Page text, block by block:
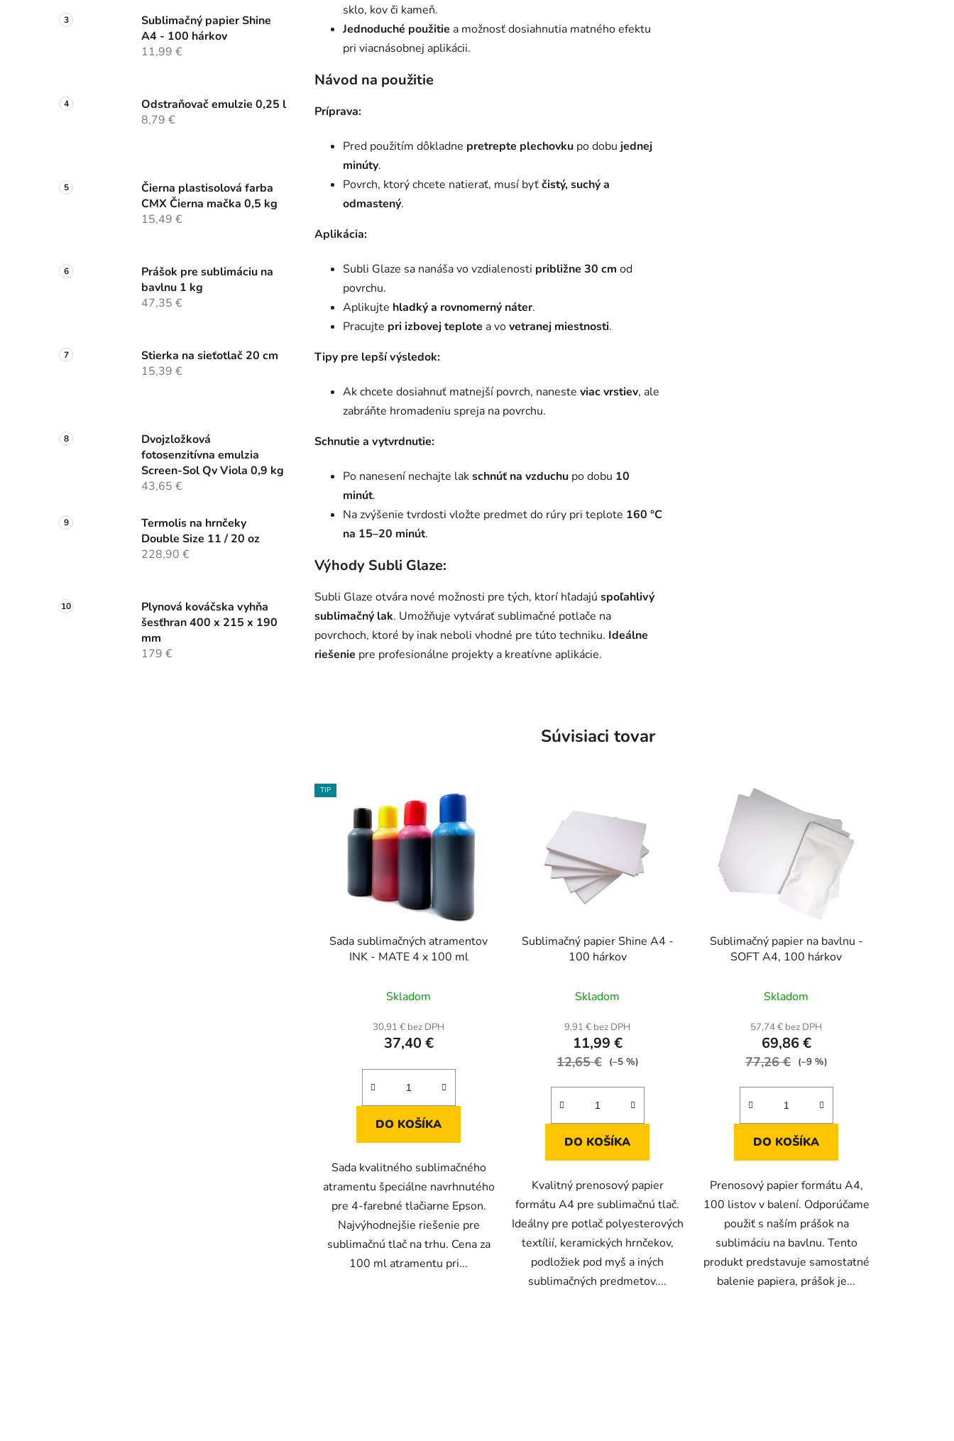
Sublimačný papier Shine
A4 - 100 hárkov
11,99 €
Odstraňovač emulzie 0,25 l
8,79 €
Čierna plastisolová farba
CMX Čierna mačka 0,5 kg
15,49 €
Prášok pre sublimáciu na
bavlnu 1 kg
47,35 €
Stierka na sieťotlač 20 cm
15,39 €
Dvojzložková
fotosenzitívna emulzia
Screen-Sol Qv Viola 0,9 kg
43,65 €
Termolis na hrnčeky
Double Size 11 / 20 oz
228,90 €
Plynová kováčska vyhňa
šesťhran 400 x 215 x 190
mm
179 €
sklo, kov či kameň.
Jednoduché použitie a možnosť dosiahnutia matného efektu
pri viacnásobnej aplikácii.
Návod na použitie
Príprava:
Pred použitím dôkladne pretrepte plechovku po dobu jednej
minúty.
Povrch, ktorý chcete natierať, musí byťčistý, suchý a
odmastený.
Aplikácia:
Subli Glaze sa nanáša vo vzdialenosti približne 30 cm od
povrchu.
Aplikujte hladký a rovnomerný náter.
Pracujte pri izbovej teplote a vovetranej miestnosti.
Tipy pre lepší výsledok:
Ak chcete dosiahnuť matnejší povrch, naneste viac vrstiev, ale
zabráňte hromadeniu spreja na povrchu.
Schnutie a vytvrdnutie:
Po nanesení nechajte lakschnúť na vzduchu po dobu 10
minút.
Na zvýšenie tvrdosti vložte predmet do rúry pri teplote 160 °C
na 15–20 minút.
Výhody Subli Glaze:
Subli Glaze otvára nové možnosti pre tých, ktorí hľadajú spoľahlivý
sublimačný lak. Umožňuje vytvárať sublimačné potlače na
povrchoch, ktoré by inak neboli vhodné pre túto techniku. Ideálne
riešenie pre profesionálne projekty a kreatívne aplikácie.
Súvisiaci tovar
TIP
Sada sublimačných atramentov
INK - MATE 4 x 100 ml
hodnotenie
produktu
je
z
hviezdičiek.
Skladom
30,91 € bez DPH
37,40 €
DO KOŠÍKA
Sada kvalitného sublimačného
atramentu špeciálne navrhnutého
pre 4-farebné tlačiarne Epson.
Najvýhodnejšie riešenie pre
sublimačnú tlač na trhu. Cena za
100 ml atramentu pri...
Sublimačný papier Shine A4 -
100 hárkov
hodnotenie
produktu
je
4,7
5
Skladom
9,91 € bez DPH
11,99 €
12,65 € (–5 %)
DO KOŠÍKA
Kvalitný prenosový papier
formátu A4 pre sublimačnú tlač.
Ideálny pre potlač polyesterových
textílií, keramických hrnčekov,
podložiek pod myš a iných
sublimačných predmetov....
Sublimačný papier na bavlnu -
SOFT A4, 100 hárkov
hodnotenie
produktu
je
5,0
5
Skladom
57,74 € bez DPH
69,86 €
77,26 € (–9 %)
DO KOŠÍKA
Prenosový papier formátu A4,
100 listov v balení. Odporúčame
použiť s naším prášok na
sublimáciu na bavlnu. Tento
produkt predstavuje samostatné
balenie papiera, prášok je...